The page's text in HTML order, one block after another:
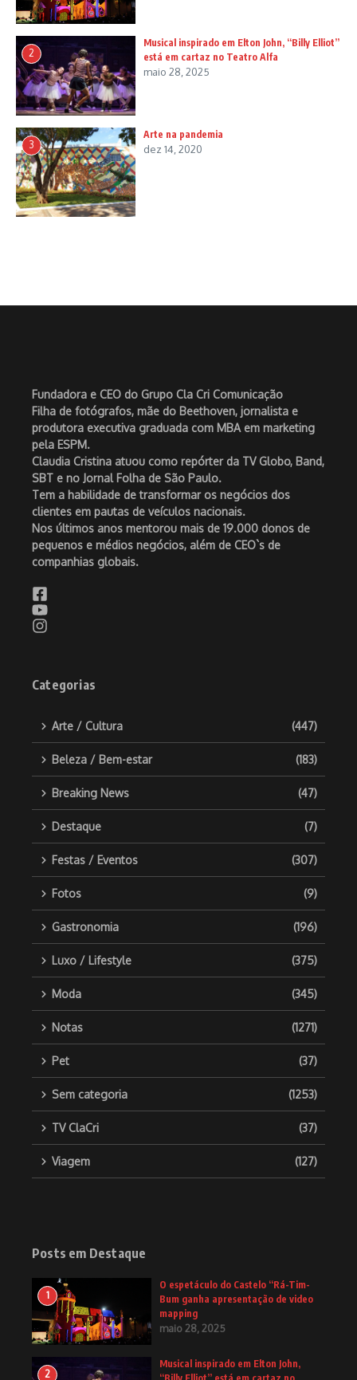
2
Musical inspirado em Elton John, “Billy Elliot”
está em cartaz no Teatro Alfa
maio 28, 2025
3
Arte na pandemia
dez 14, 2020
Fundadora e CEO do Grupo Cla Cri Comunicação
Filha de fotógrafos, mãe do Beethoven, jornalista e
produtora executiva graduada com MBA em marketing
pela ESPM.
Claudia Cristina atuou como repórter da TV Globo, Band,
SBT e no Jornal Folha de São Paulo.
Tem a habilidade de transformar os negócios dos
clientes em pautas de veículos nacionais.
Nos últimos anos mentorou mais de 19.000 donos de
pequenos e médios negócios, além de CEO`s de
companhias globais.
Categorias
Arte / Cultura (447)
Beleza / Bem-estar (183)
Breaking News (47)
Destaque (7)
Festas / Eventos (307)
Fotos (9)
Gastronomia (196)
Luxo / Lifestyle (375)
Moda (345)
Notas (1271)
Pet (37)
Sem categoria (1253)
TV ClaCri (37)
Viagem (127)
Posts em Destaque
1
O espetáculo do Castelo “Rá-Tim-
Bum ganha apresentação de video
mapping
maio 28, 2025
2
Musical inspirado em Elton John,